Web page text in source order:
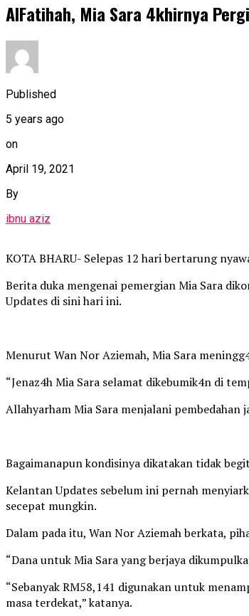
AlFatihah, Mia Sara 4khirnya
Published
5 years ago
on
April 19, 2021
By
ibnu aziz
KOTA BHARU- Selepas 12 hari bertarung
Berita duka mengenai pemergian Mia Sara
Updates di sini hari ini.
Menurut Wan Nor Aziemah, Mia Sara
“Jenaz4h Mia Sara selamat dikebumik4n di
Allahyarham Mia Sara menjalani
Bagaimanapun kondisinya dikatakan tidak
Kelantan Updates sebelum ini pernah
secepat mungkin.
Dalam pada itu, Wan Nor Aziemah berkata,
“Dana untuk Mia Sara yang berjaya
“Sebanyak RM58,141 digunakan untuk
masa terdekat,” katanya.